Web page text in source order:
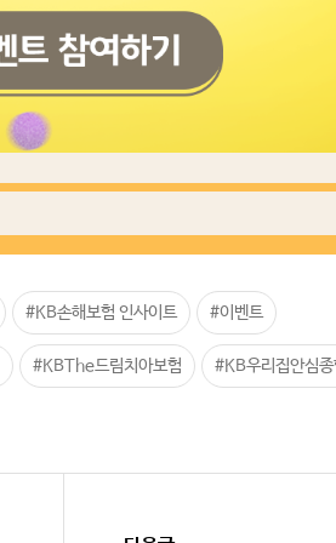
#KB손해보험 인사이트 #이벤트
#KBThe드림치아보험 #KB우리집안심